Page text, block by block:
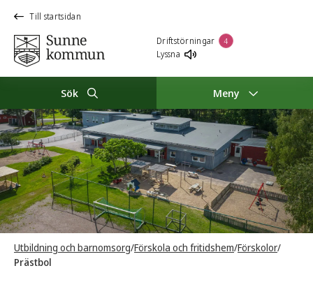
Till startsidan
Driftstörningar 4
Lyssna
Sök Meny
Utbildning och barnomsorg/Förskola och fritidshem/Förskolor/
Prästbol